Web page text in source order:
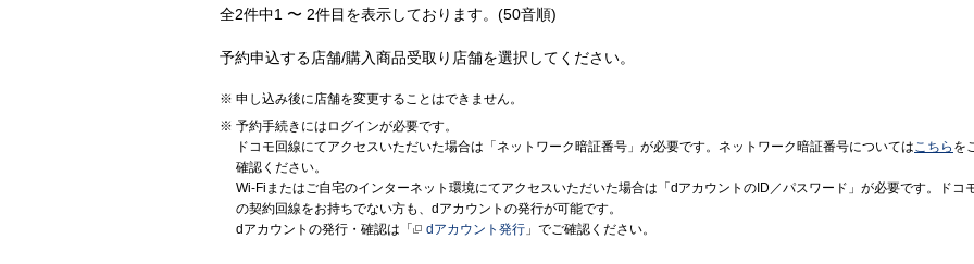
全2件中1 〜 2件目を表示しております。(50音順)
予約申込する店舗/購入商品受取り店舗を選択してください。
申し込み後に店舗を変更することはできません。
予約手続きにはログインが必要です。
ドコモ回線にてアクセスいただいた場合は「ネットワーク暗証番号」が必要です。ネットワーク暗証番号についてはこちら を
確認ください。
Wi-Fiまたはご自宅のインターネット環境にてアクセスいただいた場合は「dアカウントのID／パスワード」が必要です。ドコ
の契約回線をお持ちでない方も、dアカウントの発行が可能です。
dアカウントの発行・確認は「
dアカウント発行 」でご確認ください。